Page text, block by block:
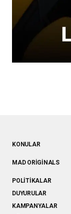
KONULAR
MAD ORIGINALS
POLITIKALAR
DUYURULAR
KAMPANYALAR